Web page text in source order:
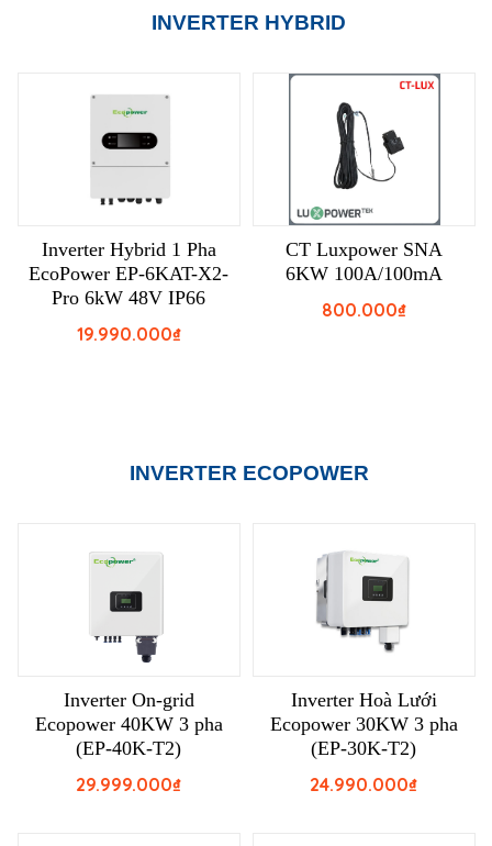
INVERTER HYBRID
Inverter Hybrid 1 Pha
EcoPower EP-6KAT-X2-
Pro 6kW 48V IP66
₫
19.990.000
CT Luxpower SNA
6KW 100A/100mA
₫
800.000
INVERTER ECOPOWER
Inverter On-grid
Ecopower 40KW 3 pha
(EP-40K-T2)
₫
29.999.000
Inverter Hoà Lưới
Ecopower 30KW 3 pha
(EP-30K-T2)
₫
24.990.000